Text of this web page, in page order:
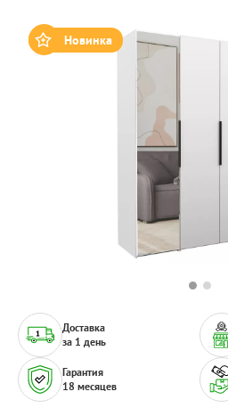
Новинка
Доставка
за 1 день
Гарантия
18 месяцев